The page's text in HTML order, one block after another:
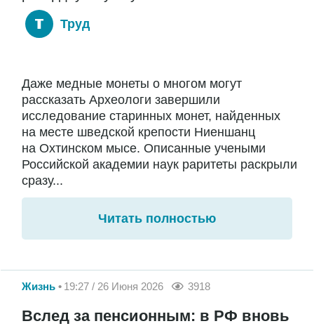
Труд
Даже медные монеты о многом могут
рассказать Археологи завершили
исследование старинных монет, найденных
на месте шведской крепости Ниеншанц
на Охтинском мысе. Описанные учеными
Российской академии наук раритеты раскрыли
сразу...
Читать полностью
Жизнь 19:27 / 26 Июня 2026 3918
Вслед за пенсионным: в РФ вновь